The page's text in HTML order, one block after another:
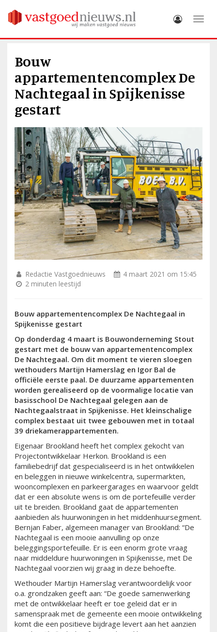
Bouw
appartementencomplex De
Nachtegaal in Spijkenisse
gestart
Redactie Vastgoednieuws
4 maart 2021 om 15:45
2 minuten leestijd
Bouw appartementencomplex De Nachtegaal in
Spijkenisse gestart
Op donderdag 4 maart is Bouwonderneming Stout
gestart met de bouw van appartementencomplex
De Nachtegaal. Om dit moment te vieren sloegen
wethouders Martijn Hamerslag en Igor Bal de
officiële eerste paal. De duurzame appartementen
worden gerealiseerd op de voormalige locatie van
basisschool De Nachtegaal gelegen aan de
Nachtegaalstraat in Spijkenisse. Het kleinschalige
complex bestaat uit twee gebouwen met in totaal
39 driekamerappartementen.
Eigenaar Brookland heeft het complex gekocht van
Projectontwikkelaar Herkon. Brookland is een
familiebedrijf dat gespecialiseerd is in het ontwikkelen
en beleggen in nieuwe winkelcentra, supermarkten,
wooncomplexen en parkeergarages en waarvoor geldt
dat er een absolute wens is om de portefeuille verder
uit te breiden. Brookland gaat de appartementen
aanbieden als huurwoningen in het middenhuursegment.
Bernjan Faber, algemeen manager van Brookland: “De
Nachtegaal is een mooie aanvulling op onze
beleggingsportefeuille. Er is een enorm grote vraag
naar middeldure huurwoningen in Spijkenisse, met De
Nachtegaal voorzien wij graag in deze behoefte.
Wethouder Martijn Hamerslag verantwoordelijk voor
o.a. grondzaken geeft aan: “De goede samenwerking
met de ontwikkelaar heeft er toe geleid dat er in
samenspraak met de gemeente een mooie ontwikkeling
komt die een positieve bijdrage levert aan het aanzien